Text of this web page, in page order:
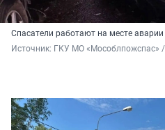
Спасатели работают на месте аварии
Источник: ГКУ МО «Мособлпожспас» /